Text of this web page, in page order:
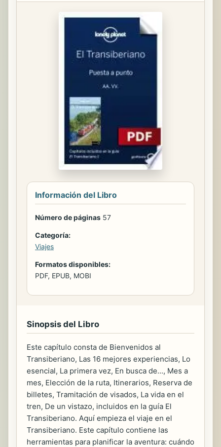
Información del Libro
Número de páginas 57
Categoría:
Viajes
Formatos disponibles:
PDF, EPUB, MOBI
Sinopsis del Libro
Este capítulo consta de Bienvenidos al
Transiberiano, Las 16 mejores experiencias, Lo
esencial, La primera vez, En busca de..., Mes a
mes, Elección de la ruta, Itinerarios, Reserva de
billetes, Tramitación de visados, La vida en el
tren, De un vistazo, incluidos en la guía El
Transiberiano. Aquí empieza el viaje en el
Transiberiano. Este capítulo contiene las
herramientas para planificar la aventura: cuándo